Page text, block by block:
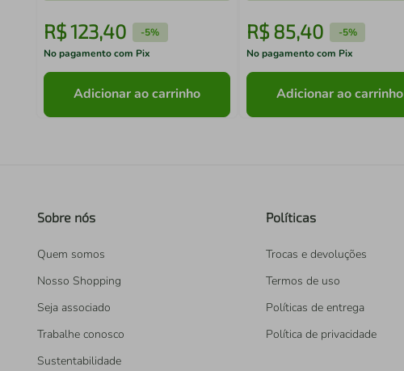
R$123,40 -5%
No pagamento com Pix
Adicionar ao carrinho
R$ 85,40 -5%
No pagamento com Pix
Adicionar ao carrinho
Sobre nós
Quem somos
Nosso Shopping
Seja associado
Trabalhe conosco
Sustentabilidade
Políticas
Trocas e devoluções
Termos de uso
Políticas de entrega
Política de privacidade